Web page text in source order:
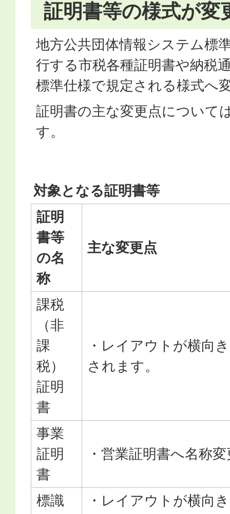
証明書等の様式が変
地方公共団体情報システム標
行する市税各種証明書や納税
標準仕様で規定される様式へ
証明書の主な変更点について
す。
対象となる証明書等
証明
書等
の名
称
主な変更点
課税
（非
課
税）
証明
書
・レイアウトが横向
されます。
事業
証明
書
・営業証明書へ名称
標識
・レイアウトが横向